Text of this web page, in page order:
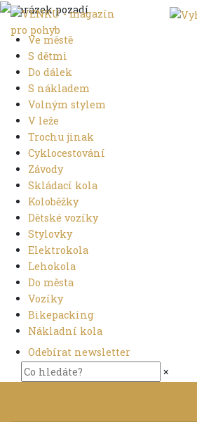
Ve městě
S dětmi
Do dálek
S nákladem
Volným stylem
V leže
Trochu jinak
Cyklocestování
Závody
Skládací kola
Koloběžky
Dětské vozíky
Stylovky
Elektrokola
Lehokola
Do města
Vozíky
Bikepacking
Nákladní kola
Odebírat newsletter
×